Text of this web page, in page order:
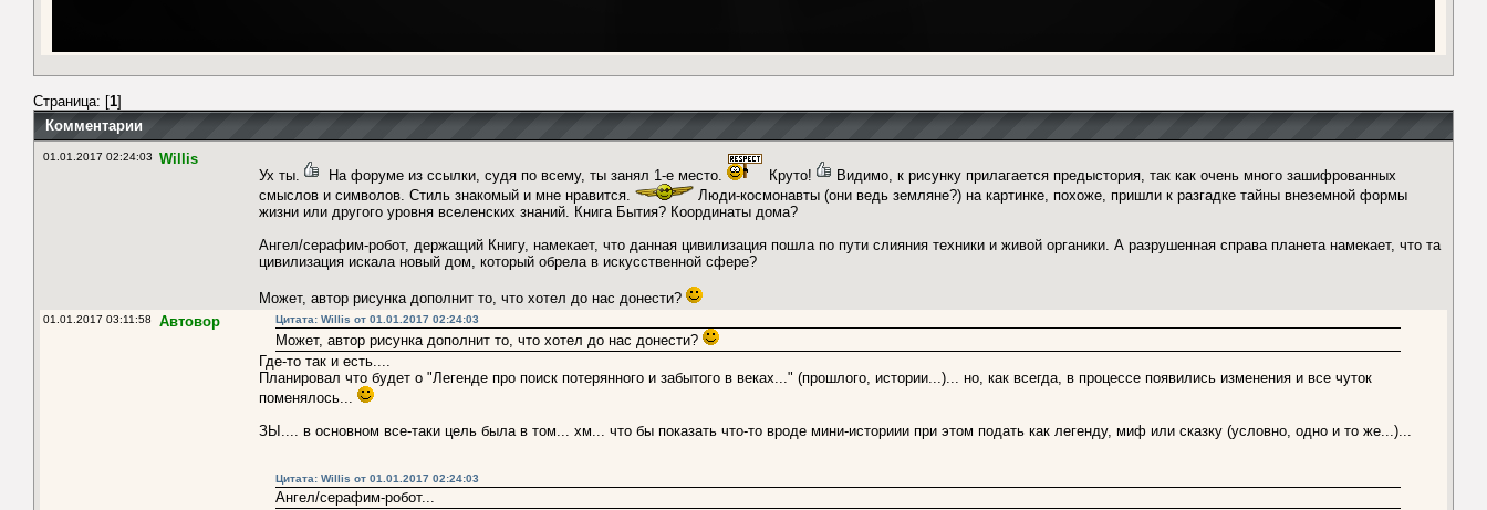
Страница: [1]
Комментарии
01.01.2017 02:24:03
Willis
Ух ты.
На форуме из ссылки, судя по всему, ты занял 1-е место. Круто!
Видимо, к рисунку прилагается предыстория, так как очень много зашифрованных
смыслов и символов. Стиль знакомый и мне нравится.
Люди-космонавты (они ведь земляне?) на картинке, похоже, пришли к разгадке тайны внеземной формы
жизни или другого уровня вселенских знаний. Книга Бытия? Координаты дома?
Ангел/серафим-робот, держащий Книгу, намекает, что данная цивилизация пошла по пути слияния техники и живой органики. А разрушенная справа планета намекает, что та
цивилизация искала новый дом, который обрела в искусственной сфере?
Может, автор рисунка дополнит то, что хотел до нас донести?
01.01.2017 03:11:58 Автовор Цитата: Willis от 01.01.2017 02:24:03
Может, автор рисунка дополнит то, что хотел до нас донести?
Где-то так и есть....
Планировал что будет о "Легенде про поиск потерянного и забытого в веках..." (прошлого, истории...)... но, как всегда, в процессе появились изменения и все чуток
поменялось...
ЗЫ.... в основном все-таки цель была в том... хм... что бы показать что-то вроде мини-историии при этом подать как легенду, миф или сказку (условно, одно и то же...)...
Цитата: Willis от 01.01.2017 02:24:03
Ангел/серафим-робот...